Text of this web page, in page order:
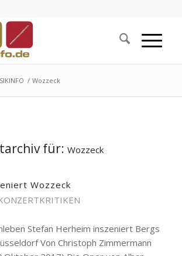
/ Wozzeck
für: Wozzeck
Wozzeck
Stefan Herheim inszeniert Bergs
Von Christoph Zimmermann